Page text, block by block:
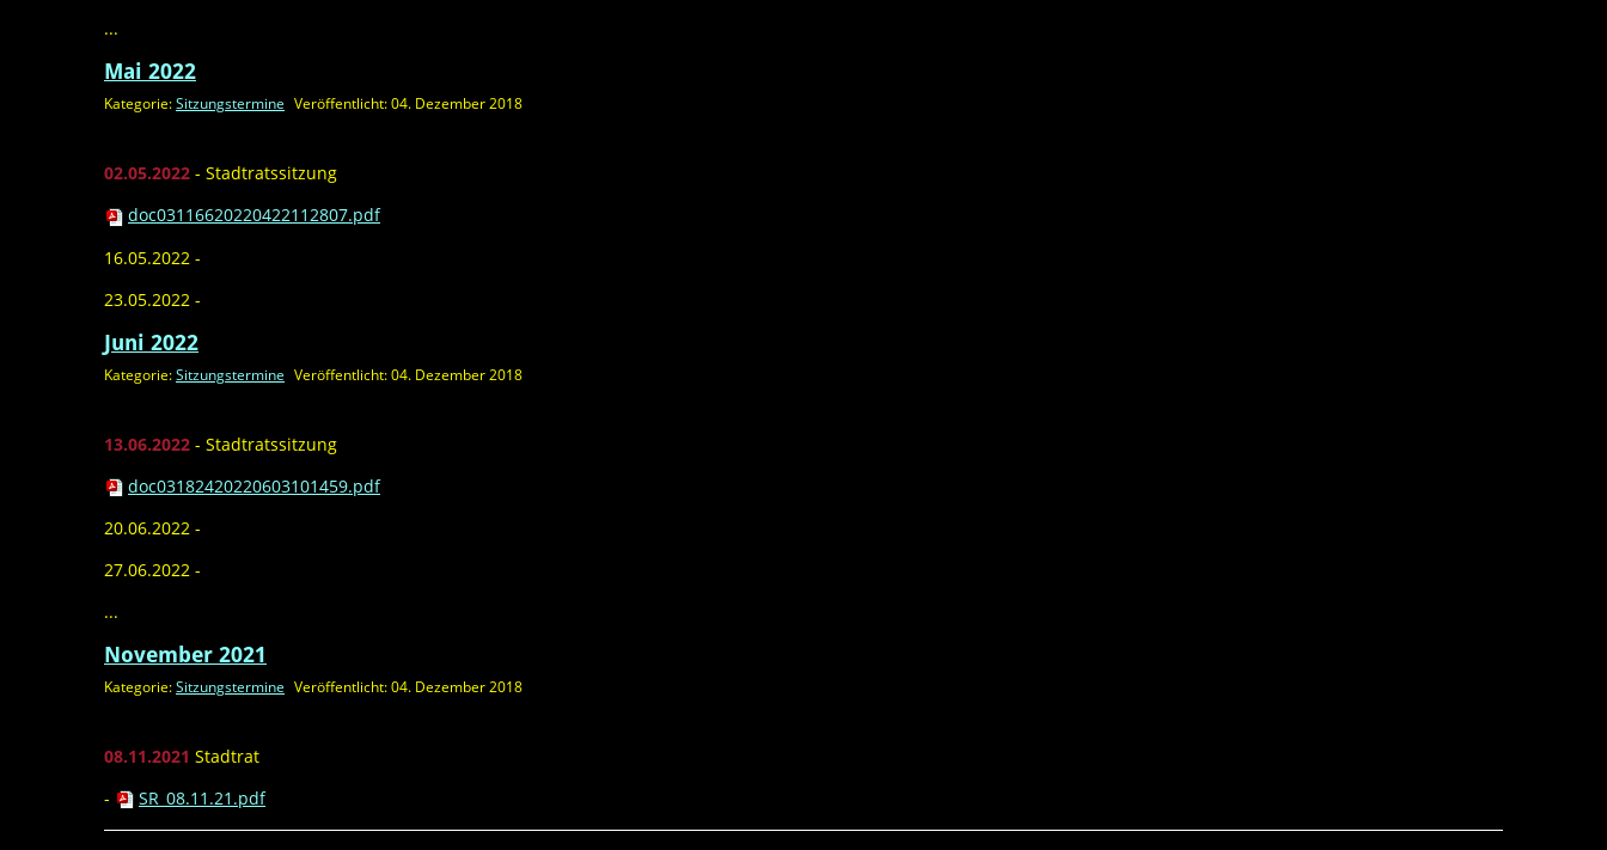
...
Mai 2022
Kategorie:Sitzungstermine Veröffentlicht: 04. Dezember 2018
02.05.2022 - Stadtratssitzung
doc03116620220422112807.pdf
16.05.2022 -
23.05.2022 -
Juni 2022
Kategorie:Sitzungstermine Veröffentlicht: 04. Dezember 2018
13.06.2022 - Stadtratssitzung
doc03182420220603101459.pdf
20.06.2022 -
27.06.2022 -
...
November 2021
Kategorie:Sitzungstermine Veröffentlicht: 04. Dezember 2018
08.11.2021 Stadtrat
-
SR_08.11.21.pdf